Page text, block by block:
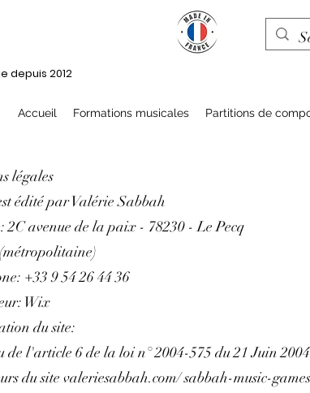
depuis 2012
Accueil Formations musicales Partitions de
légales
édité par Valérie Sabbah
2C avenue de la paix - 78230 - Le Pecq
+33 9 54 26 44 36
Wix
du site:
de l'article 6 de la loi n° 2004-575 du 21 Juin
du site valeriesabbah.com/ sabbah-music-